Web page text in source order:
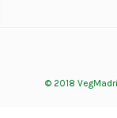
© 2018